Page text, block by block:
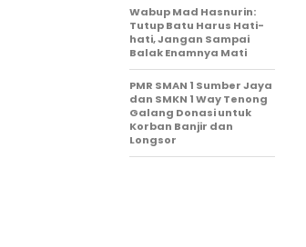
Wabup Mad Hasnurin:
Tutup Batu Harus Hati-
hati, Jangan Sampai
Balak Enamnya Mati
PMR SMAN 1 Sumber Jaya
dan SMKN 1 Way Tenong
Galang Donasi untuk
Korban Banjir dan
Longsor